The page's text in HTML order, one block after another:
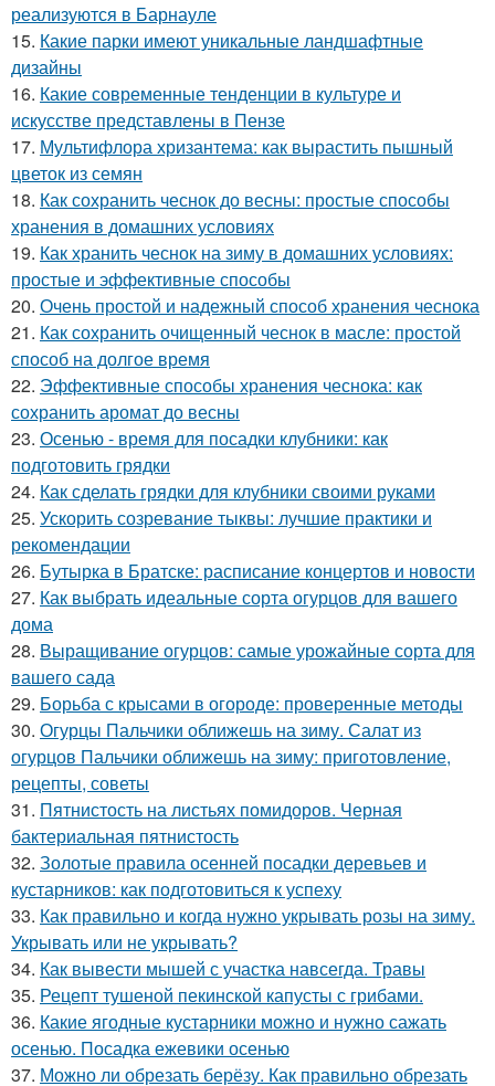
реализуются в Барнауле
15. Какие парки имеют уникальные ландшафтные
дизайны
16. Какие современные тенденции в культуре и
искусстве представлены в Пензе
17. Мультифлора хризантема: как вырастить пышный
цветок из семян
18. Как сохранить чеснок до весны: простые способы
хранения в домашних условиях
19. Как хранить чеснок на зиму в домашних условиях:
простые и эффективные способы
20. Очень простой и надежный способ хранения чеснока
21. Как сохранить очищенный чеснок в масле: простой
способ на долгое время
22. Эффективные способы хранения чеснока: как
сохранить аромат до весны
23. Осенью - время для посадки клубники: как
подготовить грядки
24. Как сделать грядки для клубники своими руками
25. Ускорить созревание тыквы: лучшие практики и
рекомендации
26. Бутырка в Братске: расписание концертов и новости
27. Как выбрать идеальные сорта огурцов для вашего
дома
28. Выращивание огурцов: самые урожайные сорта для
вашего сада
29. Борьба с крысами в огороде: проверенные методы
30. Огурцы Пальчики оближешь на зиму. Салат из
огурцов Пальчики оближешь на зиму: приготовление,
рецепты, советы
31. Пятнистость на листьях помидоров. Черная
бактериальная пятнистость
32. Золотые правила осенней посадки деревьев и
кустарников: как подготовиться к успеху
33. Как правильно и когда нужно укрывать розы на зиму.
Укрывать или не укрывать?
34. Как вывести мышей с участка навсегда. Травы
35. Рецепт тушеной пекинской капусты с грибами.
36. Какие ягодные кустарники можно и нужно сажать
осенью. Посадка ежевики осенью
37. Можно ли обрезать берёзу. Как правильно обрезать